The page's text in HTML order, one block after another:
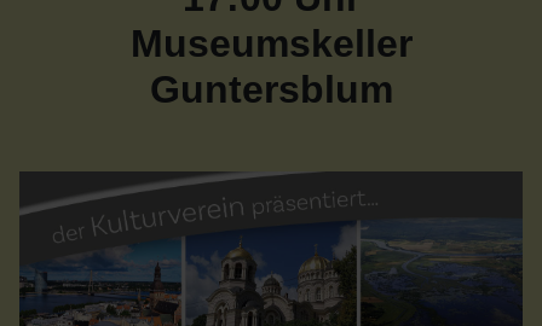
Museumskeller
Guntersblum